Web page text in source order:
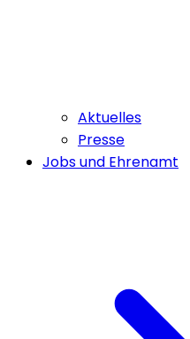
Aktuelles
Presse
Jobs und Ehrenamt